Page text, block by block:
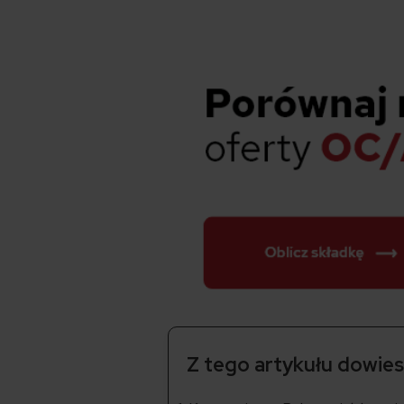
Z tego artykułu